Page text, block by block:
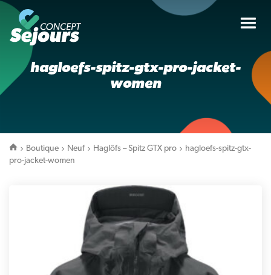
hagloefs-spitz-gtx-pro-jacket-
women
Boutique Neuf Haglöfs – Spitz GTX pro
hagloefs-spitz-gtx-
pro-jacket-women